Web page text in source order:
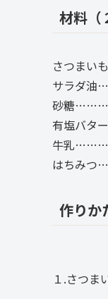
材料（
さつまい
サラダ油
砂糖
有塩バタ
牛乳
はちみつ
作りか
１.さつま